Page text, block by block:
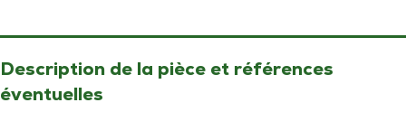
Description de la pièce et références
éventuelles